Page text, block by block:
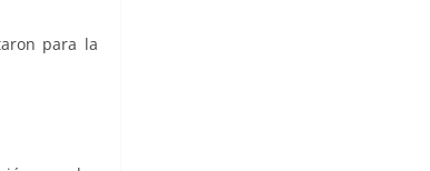
para la